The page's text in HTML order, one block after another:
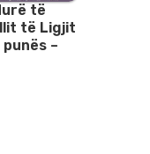
të
të Ligjit
–